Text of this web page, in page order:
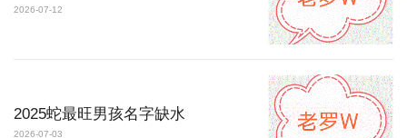
2026-07-12
2025蛇最旺男孩名字缺水
2026-07-03